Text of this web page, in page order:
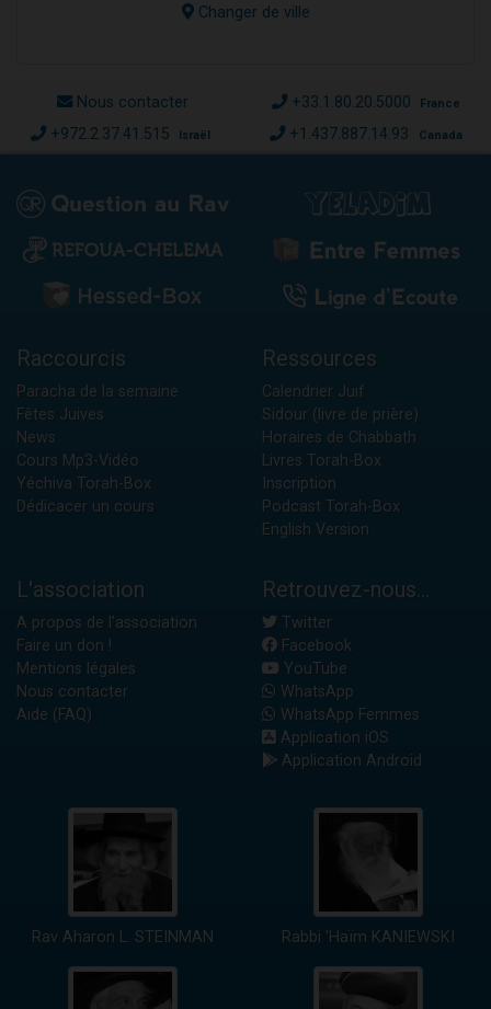
Changer de ville
Nous contacter +33.1.80.20.5000 France
+972.2.37.41.515 Israël +1.437.887.14.93 Canada
Raccourcis
Paracha de la semaine
Fêtes Juives
News
Cours Mp3-Vidéo
Yéchiva Torah-Box
Dédicacer un cours
Ressources
Calendrier Juif
Sidour (livre de prière)
Horaires de Chabbath
Livres Torah-Box
Inscription
Podcast Torah-Box
English Version
L'association
A propos de l'association
Faire un don !
Mentions légales
Nous contacter
Aide (FAQ)
Retrouvez-nous...
Twitter
Facebook
YouTube
WhatsApp
WhatsApp Femmes
Application iOS
Application Android
Rav Aharon L. STEINMAN Rabbi 'Haïm KANIEWSKI